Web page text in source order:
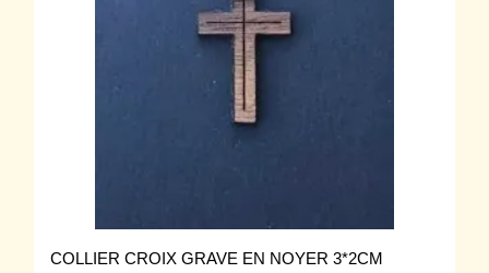
COLLIER CROIX GRAVE EN NOYER 3*2CM